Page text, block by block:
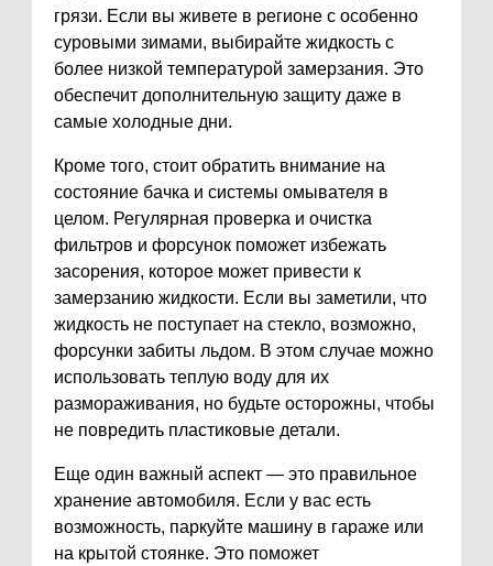
грязи. Если вы живете в регионе с особенно
суровыми зимами, выбирайте жидкость с
более низкой температурой замерзания. Это
обеспечит дополнительную защиту даже в
самые холодные дни.
Кроме того, стоит обратить внимание на
состояние бачка и системы омывателя в
целом. Регулярная проверка и очистка
фильтров и форсунок поможет избежать
засорения, которое может привести к
замерзанию жидкости. Если вы заметили, что
жидкость не поступает на стекло, возможно,
форсунки забиты льдом. В этом случае можно
использовать теплую воду для их
размораживания, но будьте осторожны, чтобы
не повредить пластиковые детали.
Еще один важный аспект — это правильное
хранение автомобиля. Если у вас есть
возможность, паркуйте машину в гараже или
на крытой стоянке. Это поможет